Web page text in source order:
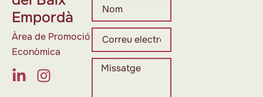
Empordà
Àrea de Promoció
Econòmica